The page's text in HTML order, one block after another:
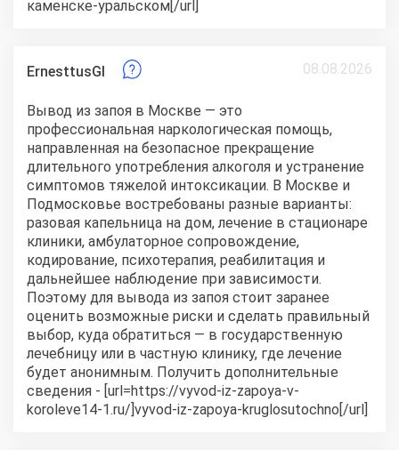
каменске-уральском[/url]
ErnesttusGI 08.08.2026
Вывод из запоя в Москве — это
профессиональная наркологическая помощь,
направленная на безопасное прекращение
длительного употребления алкоголя и устранение
симптомов тяжелой интоксикации. В Москве и
Подмосковье востребованы разные варианты:
разовая капельница на дом, лечение в стационаре
клиники, амбулаторное сопровождение,
кодирование, психотерапия, реабилитация и
дальнейшее наблюдение при зависимости.
Поэтому для вывода из запоя стоит заранее
оценить возможные риски и сделать правильный
выбор, куда обратиться — в государственную
лечебницу или в частную клинику, где лечение
будет анонимным. Получить дополнительные
сведения - [url=https://vyvod-iz-zapoya-v-
koroleve14-1.ru/]vyvod-iz-zapoya-kruglosutochno[/url]